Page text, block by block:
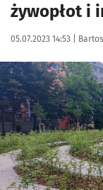
żywopłot i
Data publikacji:
05.07.2023 14:53 | Autor:
Kliknij, aby